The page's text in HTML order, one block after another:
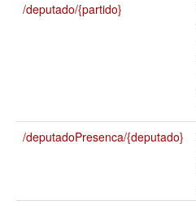
Catálogo de dados
Legislação
/deputado/{partido}
/deputadoPresenca/{deputado}